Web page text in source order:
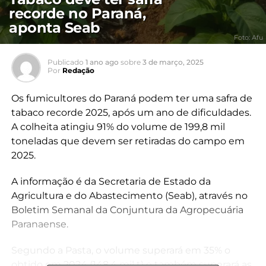
recorde no Paraná,
aponta Seab
Foto: Afu
Publicado 1 ano ago sobre 3 de março, 2025
Por Redação
Os fumicultores do Paraná podem ter uma safra de
tabaco recorde 2025, após um ano de dificuldades.
A colheita atingiu 91% do volume de 199,8 mil
toneladas que devem ser retiradas do campo em
2025.
A informação é da Secretaria de Estado da
Agricultura e do Abastecimento (Seab), através no
Boletim Semanal da Conjuntura da Agropecuária
Paranaense.
Segundo a Pasta, o volume superará em 35% o